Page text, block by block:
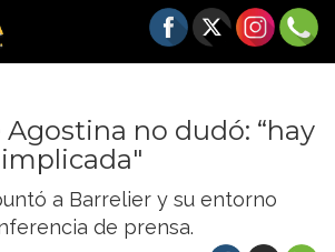
Agostina no dudó: “hay
a Barrelier y su entorno
de prensa.